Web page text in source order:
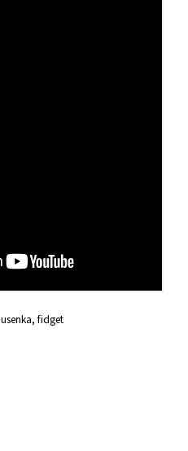
fidget